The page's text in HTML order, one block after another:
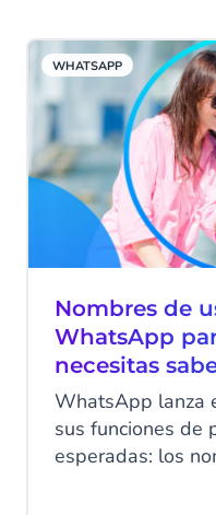
WHATSAPP
Nombres de
WhatsApp
necesitas
WhatsApp lanza
sus funciones de
esperadas: los